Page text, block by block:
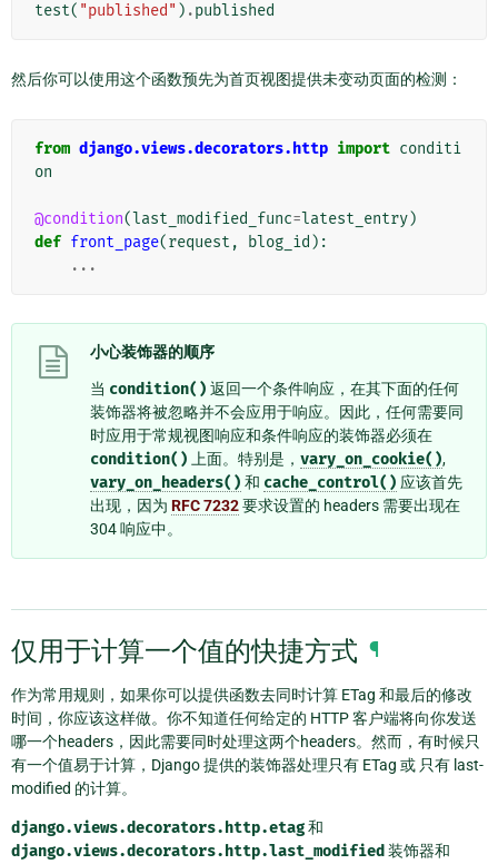
test( "published" ) .published
然后你可以使用这个函数预先为首页视图提供未变动页面的检测：
from django.views.decorators.http import conditi
on
@condition(last_modified_func=latest_entry)
def front_page(request , blog_id ):
...
小心装饰器的顺序
当 condition() 返回一个条件响应，在其下面的任何
装饰器将被忽略并不会应用于响应。因此，任何需要同
时应用于常规视图响应和条件响应的装饰器必须在
condition() 上面。特别是， vary_on_cookie(),
vary_on_headers() 和 cache_control() 应该首先
出现，因为 RFC 7232要求设置的 headers 需要出现在
304 响应中。
仅用于计算一个值的快捷方式 ¶
作为常用规则，如果你可以提供函数去同时计算 ETag 和最后的修改
时间，你应该这样做。你不知道任何给定的 HTTP 客户端将向你发送
哪一个headers，因此需要同时处理这两个headers。然而，有时候只
有一个值易于计算，Django 提供的装饰器处理只有 ETag 或 只有 last-
modified 的计算。
django.views.decorators.http.etag和
django.views.decorators.http.last_modified 装饰器和